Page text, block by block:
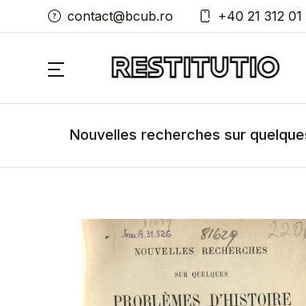
contact@bcub.ro +40 21 312 01
Nouvelles recherches sur